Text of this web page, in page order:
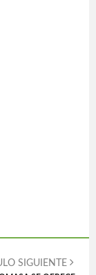
SIGUIENTE